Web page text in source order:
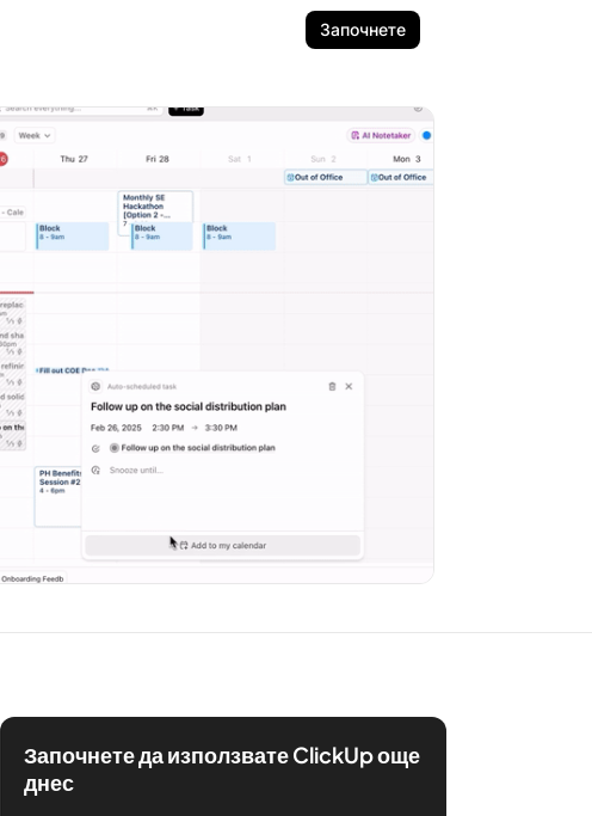
Започнете
Започнете да използвате ClickUp още
днес